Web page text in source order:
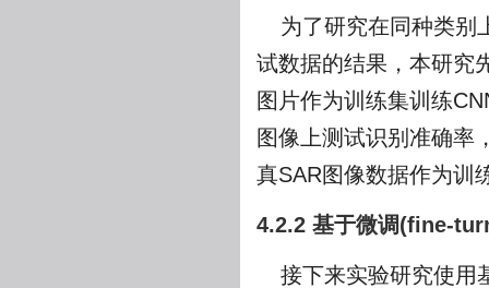
为了研究在同种类别
试数据的结果，本研究
图片作为训练集训练
图像上测试识别准确率
真SAR图像数据作为训
4.2.2 基于微调(fine-
接下来实验研究使用